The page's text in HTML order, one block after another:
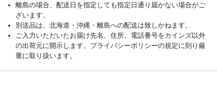
離島の場合、配送日を指定しても指定日通り届かない場合がご
ざいます。
別送品は、北海道・沖縄・離島への配送は致しかねます。
ご入力いただいたお届け先名、住所、電話番号をカインズ以外
の出荷元に開示します。プライバシーポリシーの規定に則り厳
重に取り扱います。